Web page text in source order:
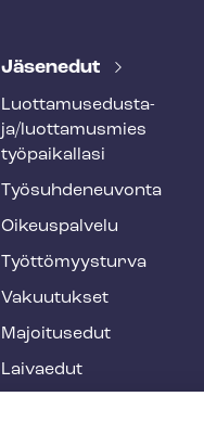
T
h
y
f
o
o
t
e
r
Jäsenedut
Luot­ta­muse­dus­ta­
ja/luottamusmies
työpaikallasi
Työ­suh­de­neu­von­ta
Oikeuspalvelu
Työt­tö­myys­tur­va
Vakuutukset
Majoitusedut
Laivaedut